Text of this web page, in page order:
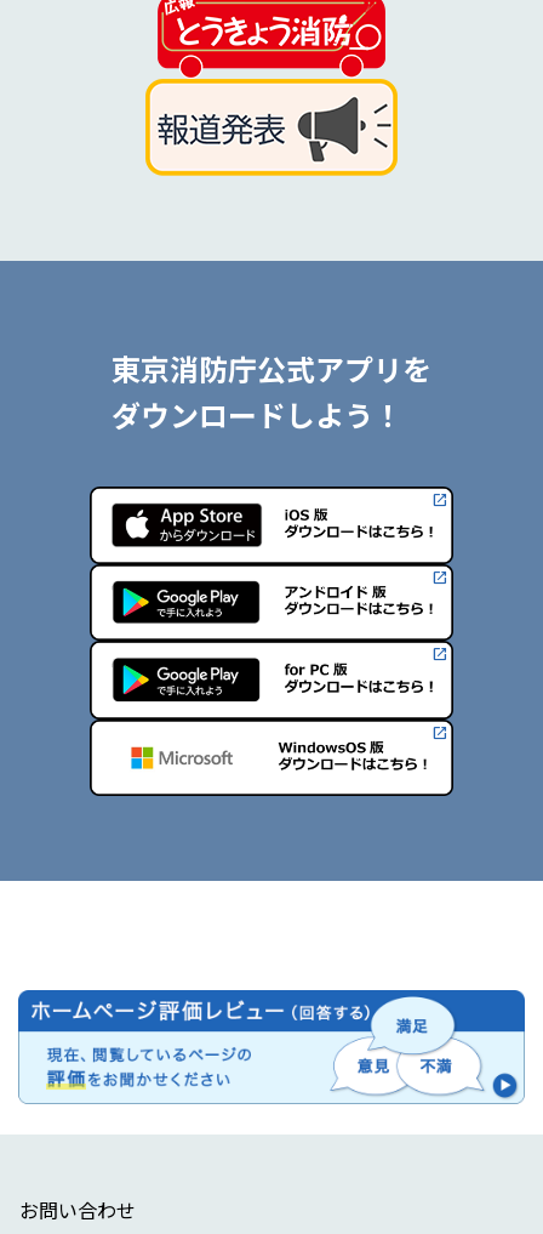
東京消防庁公式アプリを
ダウンロードしよう！
お問い合わせ